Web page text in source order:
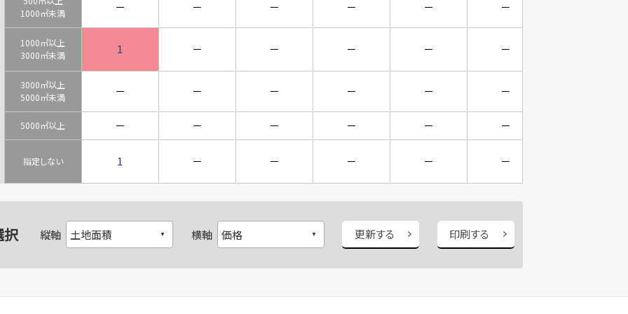
1000㎡未満
－ － － － － －
1000㎡以上
3000㎡未満
1 － － － － －
3000㎡以上
5000㎡未満
－ － － － － －
5000㎡以上 － － － － － －
指定しない 1 － － － － －
択 縦軸 横軸 更新する 印刷する